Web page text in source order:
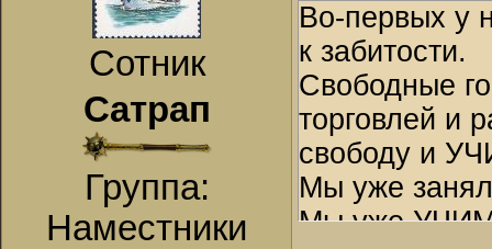
Сотник
Сатрап
Группа:
Наместники
Во-первых у
к забитости.
Свободные
торговлей и
свободу и
Мы уже
Мы уже